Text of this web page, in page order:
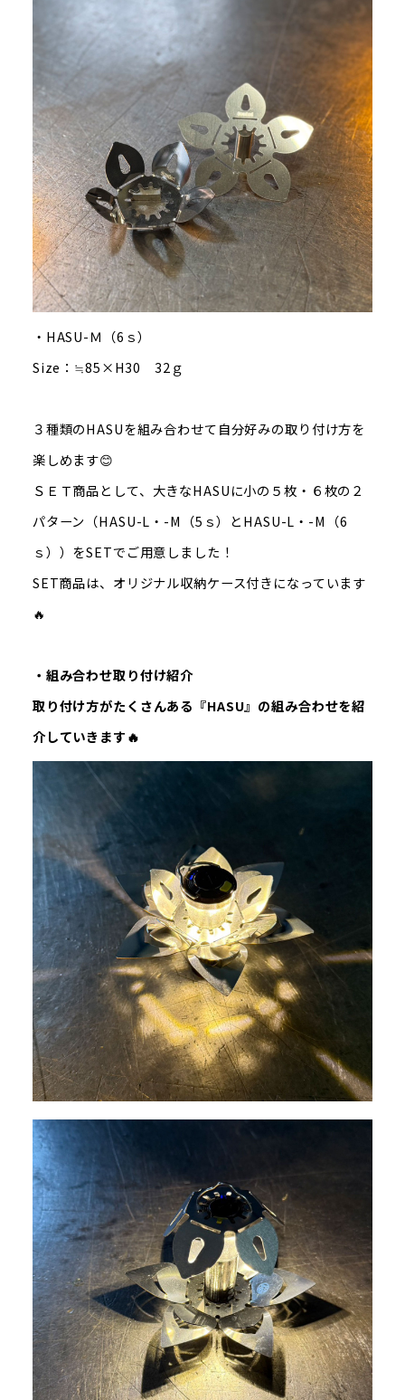
・HASU-Ｍ（6ｓ）
Size：≒85×H30 32ｇ
３種類のHASUを組み合わせて自分好みの取り付け方を
楽しめます😊
ＳＥＴ商品として、大きなHASUに小の５枚・６枚の２
パターン（HASU-L・-M（5ｓ）とHASU-L・-M（6
ｓ））をSETでご用意しました！
SET商品は、オリジナル収納ケース付きになっています
🔥
・組み合わせ取り付け紹介
取り付け方がたくさんある『HASU』の組み合わせを紹
介していきます🔥